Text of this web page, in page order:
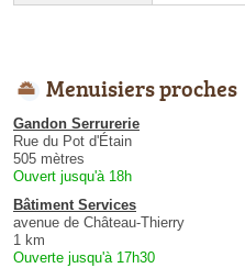
Menuisiers proches
Gandon Serrurerie
Rue du Pot d'Étain
505 mètres
Ouvert jusqu'à 18h
Bâtiment Services
avenue de Château-Thierry
1 km
Ouverte jusqu'à 17h30